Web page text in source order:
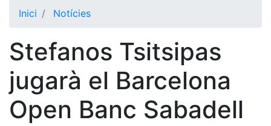
Història
La nostra
història
Cronologia
Presidents
Inici Notícies
Stefanos Tsitsipas
jugarà el Barcelona
Open Banc Sabadell